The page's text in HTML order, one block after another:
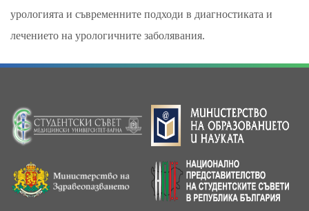
урологията и съвременните подходи в диагностиката и
лечението на урологичните заболявания.